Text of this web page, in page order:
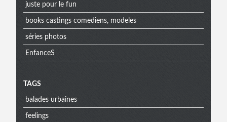
juste pour le fun
books castings comediens, modeles
séries photos
EnfanceS
Menu
TAGS
balades urbaines
feelings